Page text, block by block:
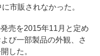
市販されなかった。
売を2015年11月と定め
び一部製品の外観、さ
した。